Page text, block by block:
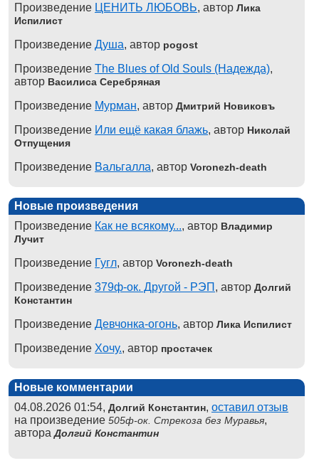
Произведение ЦЕНИТЬ ЛЮБОВЬ, автор Лика
Испилист
Произведение Душа, автор pogost
Произведение The Blues of Old Souls (Надежда),
автор Василиса Серебряная
Произведение Мурман, автор Дмитрий Новиковъ
Произведение Или ещё какая блажь, автор Николай
Отпущения
Произведение Вальгалла, автор Voronezh-death
Новые произведения
Произведение Как не всякому..., автор Владимир
Лучит
Произведение Гугл, автор Voronezh-death
Произведение 379ф-ок. Другой - РЭП , автор Долгий
Константин
Произведение Девчонка-огонь, автор Лика Испилист
Произведение Хочу., автор простачек
Новые комментарии
04.08.2026 01:54, Долгий Константин, оставил отзыв
на произведение 505ф-ок. Стрекоза без Муравья,
автораДолгий Константин